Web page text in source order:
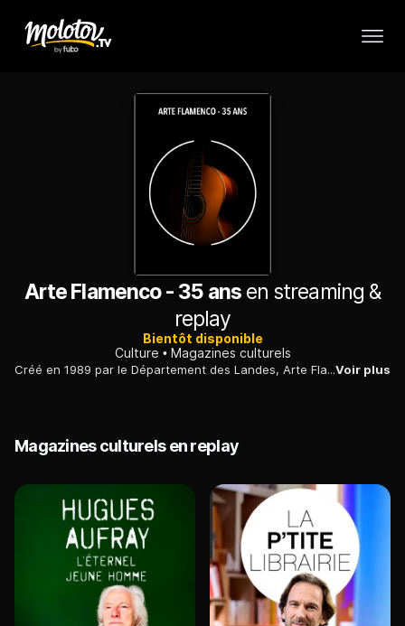
Arte Flamenco - 35 ansen streaming &
replay
Bientôt disponible
Culture
Magazines culturels
Créé en 1989 par le Département des Landes, Arte Flamenco, à Mont-de-Marsan, est le plus grand festival de flamenco hors des frontières espagnoles. Gros plan sur la 35e édition.Voir plus
Magazines culturels en replay